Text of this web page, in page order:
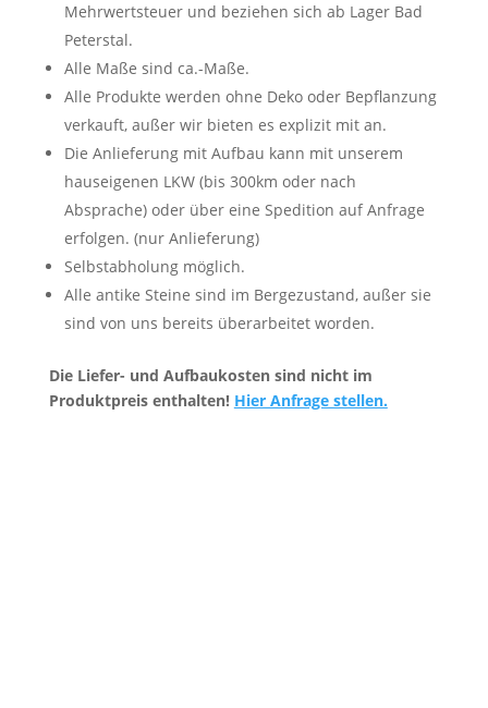
Mehrwertsteuer und beziehen sich ab Lager Bad
Peterstal.
Alle Maße sind ca.-Maße.
Alle Produkte werden ohne Deko oder Bepflanzung
verkauft, außer wir bieten es explizit mit an.
Die Anlieferung mit Aufbau kann mit unserem
hauseigenen LKW (bis 300km oder nach
Absprache) oder über eine Spedition auf Anfrage
erfolgen. (nur Anlieferung)
Selbstabholung möglich.
Alle antike Steine sind im Bergezustand, außer sie
sind von uns bereits überarbeitet worden.
Die Liefer- und Aufbaukosten sind nicht im
Produktpreis enthalten! Hier Anfrage stellen.